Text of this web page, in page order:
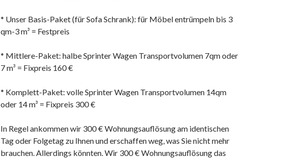
* Unser Basis-Paket (für Sofa Schrank): für Möbel entrümpeln bis 3
qm-3 m³ = Festpreis
* Mittlere-Paket: halbe Sprinter Wagen Transportvolumen 7qm oder
7 m³ = Fixpreis 160 €
* Komplett-Paket: volle Sprinter Wagen Transportvolumen 14qm
oder 14 m³ = Fixpreis 300 €
In Regel ankommen wir 300 € Wohnungsauflösung am identischen
Tag oder Folgetag zu Ihnen und erschaffen weg, was Sie nicht mehr
brauchen. Allerdings könnten. Wir 300 € Wohnungsauflösung das